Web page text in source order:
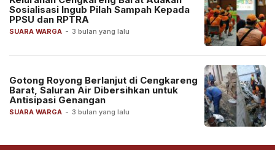
SUARA WARGA - 3 bulan yang lalu
Sosialisasi Ingub Pilah Sampah Kepada
PPSU dan RPTRA
SUARA WARGA - 3 bulan yang lalu
Gotong Royong Berlanjut di Cengkareng
Barat, Saluran Air Dibersihkan untuk
Antisipasi Genangan